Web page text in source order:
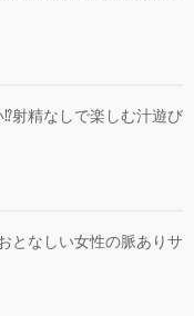
射精なしで楽しむ汁遊び
となしい女性の脈ありサ